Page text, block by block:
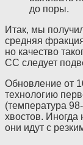
до поры.
Итак, мы
средняя
но качество
СС следует
Обновление от
технологию
(температура
хвостов. Иногда
они идут с